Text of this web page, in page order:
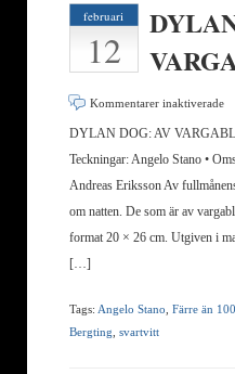
februari
12
Kommentarer inaktiverade
DYLAN DOG: AV
Teckningar: Angelo Stano •
Andreas Eriksson Av
om natten. De som är av
format 20 × 26 cm. Utgiven i
[…]
Tags: Angelo Stano Färre än
Bergting svartvitt